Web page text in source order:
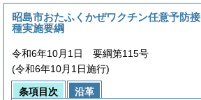
昭島市おたふくかぜワクチン任意予防接
種実施要綱
令和6年10月1日 要綱第115号
(令和6年10月1日施行)
条項目次
沿革